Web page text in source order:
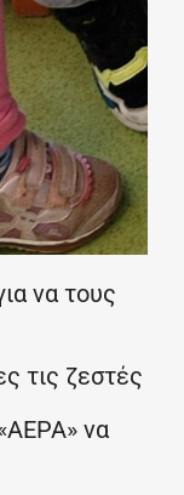
να τους
τις ζεστές
να